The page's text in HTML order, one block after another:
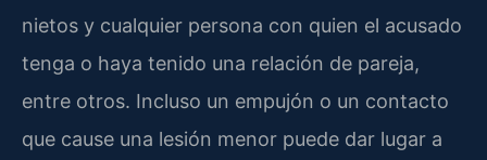
nietos y cualquier persona con quien el acusado
tenga o haya tenido una relación de pareja,
entre otros. Incluso un empujón o un contacto
que cause una lesión menor puede dar lugar a